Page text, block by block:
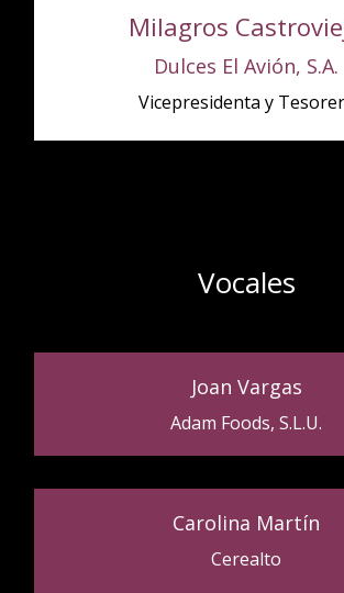
Milagros
Dulces El Avión, S.A.
Vicepresidenta y
Vocales
Joan Vargas
Adam Foods, S.L.U.
Carolina Martín
Cerealto